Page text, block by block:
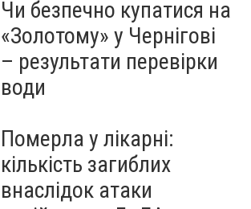
Чи безпечно купатися на
«Золотому» у Чернігові
– результати перевірки
води
Померла у лікарні:
кількість загиблих
внаслідок атаки